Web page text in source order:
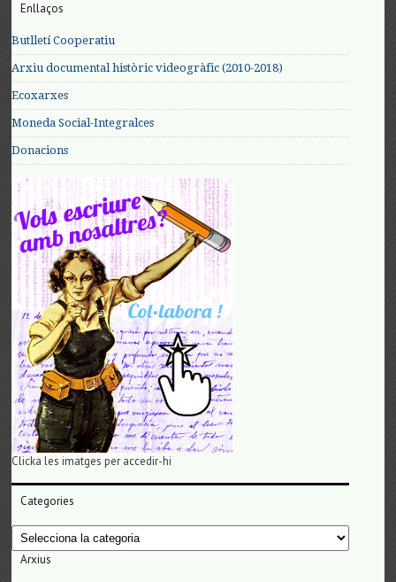
Enllaços
Butlletí Cooperatiu
Arxiu documental històric videogràfic (2010-2018)
Ecoxarxes
Moneda Social-Integralces
Donacions
Clicka les imatges per accedir-hi
Categories
Categories
Arxius